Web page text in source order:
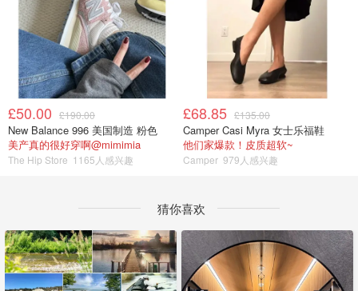
£50.00 £190.00
New Balance 996 美国制造 粉色
美产真的很好穿啊@mimimia
The Hip Store 1165人感兴趣
£68.85 £135.00
Camper Casi Myra 女士乐福鞋
他们家爆款！皮质超软~
Camper 979人感兴趣
猜你喜欢